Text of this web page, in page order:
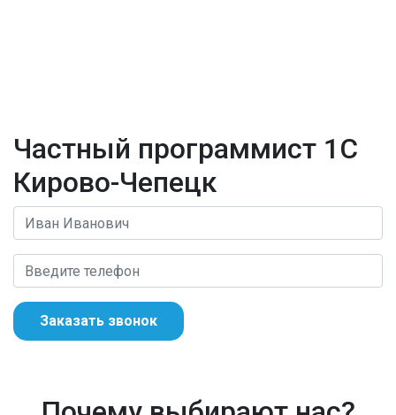
Частный программист 1С
Кирово-Чепецк
Заказать звонок